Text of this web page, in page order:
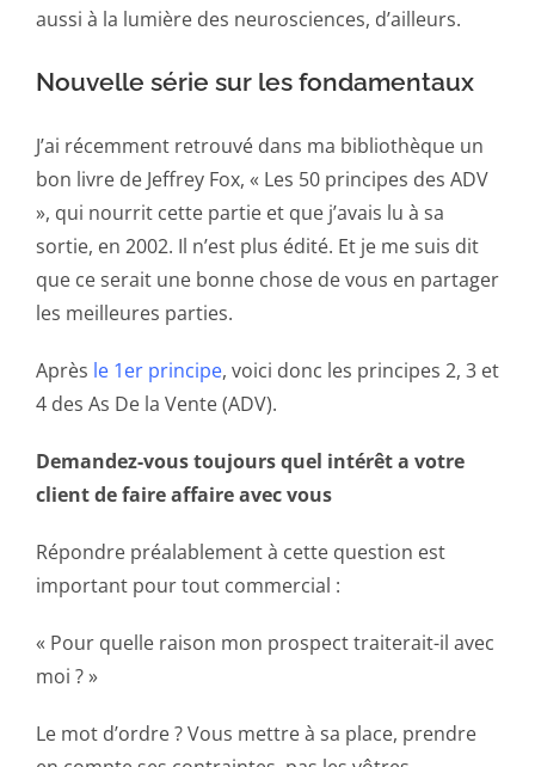
aussi à la lumière des neurosciences, d’ailleurs.
Nouvelle série sur les fondamentaux
J’ai récemment retrouvé dans ma bibliothèque un
bon livre de Jeffrey Fox, « Les 50 principes des ADV
», qui nourrit cette partie et que j’avais lu à sa
sortie, en 2002. Il n’est plus édité. Et je me suis dit
que ce serait une bonne chose de vous en partager
les meilleures parties.
Après le 1er principe, voici donc les principes 2, 3 et
4 des As De la Vente (ADV).
Demandez-vous toujours quel intérêt a votre
client de faire affaire avec vous
Répondre préalablement à cette question est
important pour tout commercial :
« Pour quelle raison mon prospect traiterait-il avec
moi ? »
Le mot d’ordre ? Vous mettre à sa place, prendre